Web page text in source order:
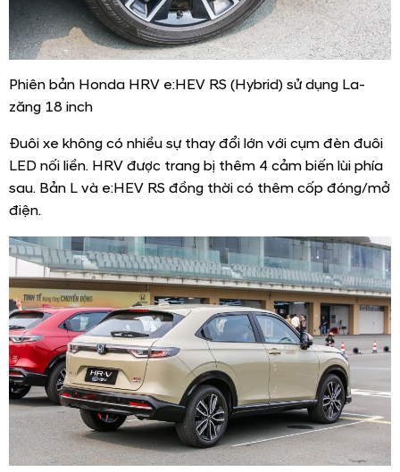
Phiên bản Honda HRV e:HEV RS (Hybrid) sử dụng La-
zăng 18 inch
Đuôi xe không có nhiều sự thay đổi lớn với cụm đèn đuôi
LED nối liền. HRV được trang bị thêm 4 cảm biến lùi phía
sau. Bản L và e:HEV RS đồng thời có thêm cốp đóng/mở
điện.